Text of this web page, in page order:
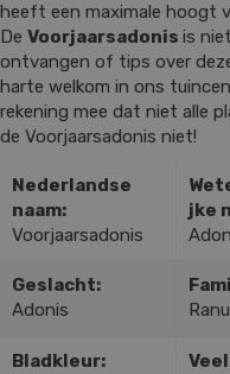
heeft een maximale hoogt
De Voorjaarsadonis is
ontvangen of tips over
harte welkom in ons
rekening mee dat niet alle
de Voorjaarsadonis niet!
Nederlandse
naam:
Voorjaarsadonis
jke
Geslacht:
Adonis
Bladkleur: